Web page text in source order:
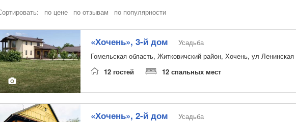
по цене по отзывам по популярности
«Хочень», 3-й дом
Усадьба
Гомельская область, Житковичский район, Хочень, ул Ленинская
12 гостей
12 спальных мест
«Хочень», 2-й дом
Усадьба